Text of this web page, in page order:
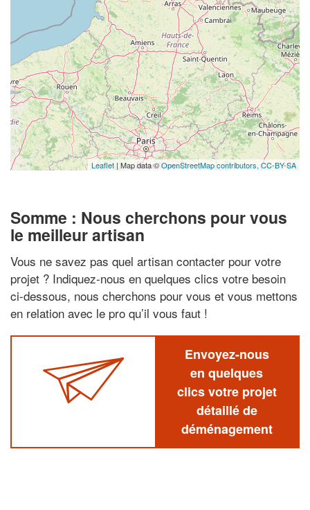
Leaflet | Map data ©OpenStreetMap contributors,CC-BY-SA
Somme : Nous cherchons pour vous
le meilleur artisan
Vous ne savez pas quel artisan contacter pour votre
projet ? Indiquez-nous en quelques clics votre besoin
ci-dessous, nous cherchons pour vous et vous mettons
en relation avec le pro qu’il vous faut !
Envoyez-nous
en quelques
clics votre projet
détaillé de
déménagement